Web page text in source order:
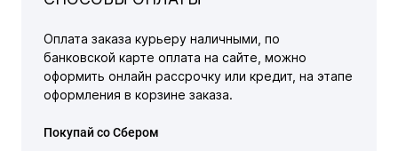
Оплата заказа курьеру наличными, по
банковской карте оплата на сайте, можно
оформить онлайн рассрочку или кредит, на этапе
оформления в корзине заказа.
Покупай со Сбером